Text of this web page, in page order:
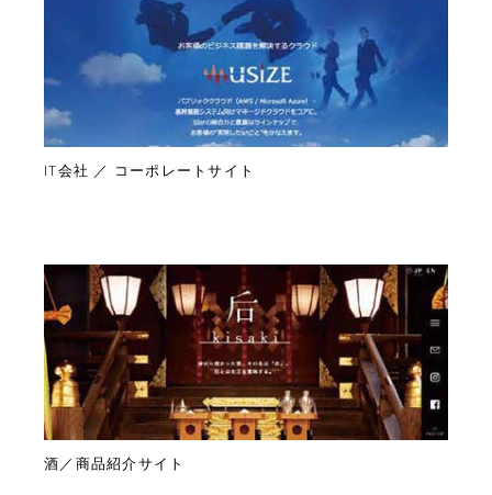
IT会社 ／ コーポレートサイト
酒／商品紹介サイト